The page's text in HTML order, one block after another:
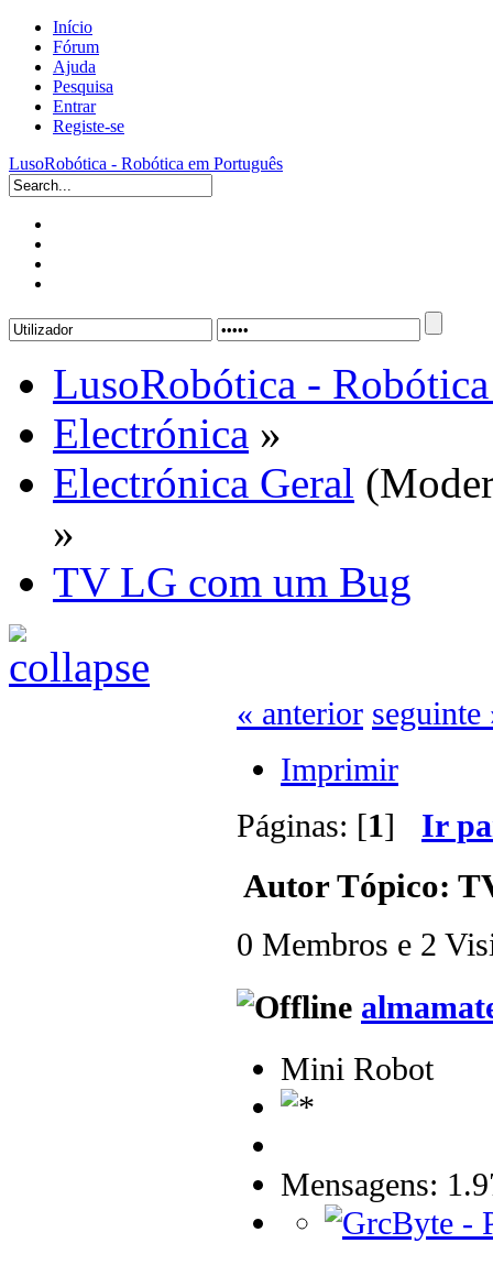
Início
Fórum
Ajuda
Pesquisa
Entrar
Registe-se
LusoRobótica - Robótica em Português
LusoRobótica -
Electrónica »
Electrónica Geral
»
TV LG com um Bug
« anterior seguinte
Imprimir
Páginas: [1] Ir
AutorTópico:
0 Membros e 2
Mini Robot
Mensagens: